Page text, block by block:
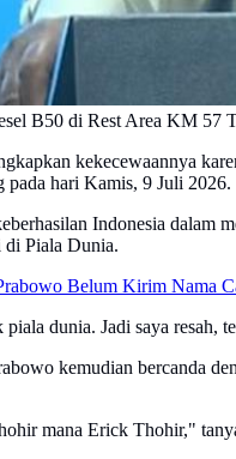
B50 di Rest Area KM 57
kekecewaannya
hari Kamis, 9 Juli 2026.
Indonesia dalam
di Piala Dunia.
Belum Kirim Nama
dunia. Jadi saya resah,
kemudian bercanda
mana Erick Thohir,"